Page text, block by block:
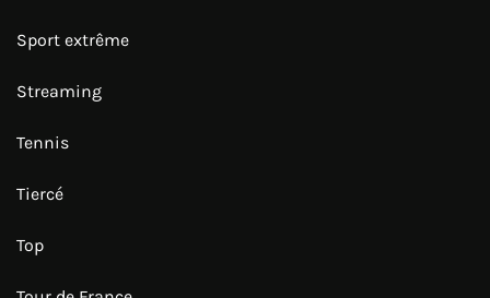
Sport extrême
Streaming
Tennis
Tiercé
Top